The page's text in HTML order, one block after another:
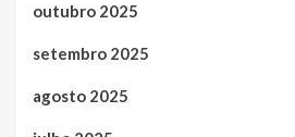
outubro 2025
setembro 2025
agosto 2025